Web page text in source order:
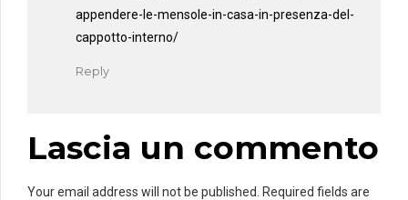
appendere-le-mensole-in-casa-in-presenza-del-
cappotto-interno/
Reply
Lascia un commento
Your email address will not be published. Required fields are